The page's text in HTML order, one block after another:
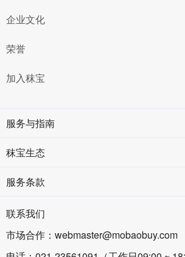
企业文化
荣誉
加入秣宝
服务与指南
秣宝生态
服务条款
联系我们
市场合作：webmaster@mobaobuy.com